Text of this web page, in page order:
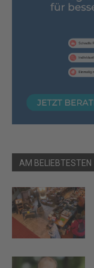
AM BELIEBTESTEN